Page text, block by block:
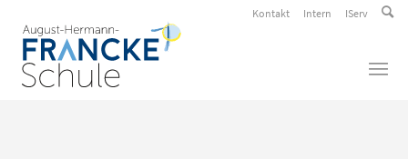
Kontakt Intern IServ